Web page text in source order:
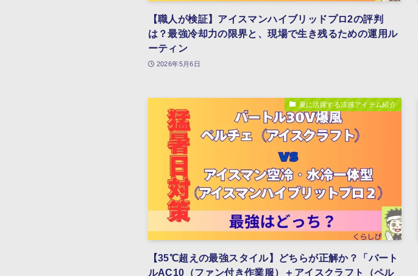
【職人が検証】アイスマンハイブリッドプロ2の評判
は？最強冷却力の限界と、現場で生き残るための運用ル
ーティン
2026年5月6日
夏に活躍する涼感アイテム紹介
【35℃超えの最強スタイル】どちらが正解か？「バート
ルAC10（ファン付き作業服）＋アイスクラフト（ペル